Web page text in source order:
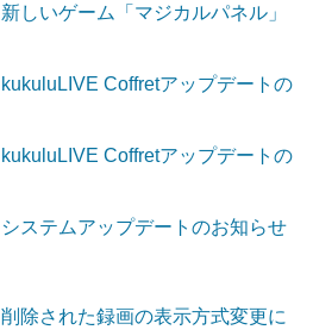
新しいゲーム「マジカルパネル」
kukuluLIVE Coffretアップデートの
kukuluLIVE Coffretアップデートの
システムアップデートのお知らせ
削除された録画の表示方式変更に